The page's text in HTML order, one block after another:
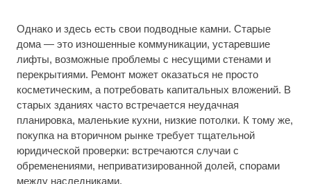
Однако и здесь есть свои подводные камни. Старые
дома — это изношенные коммуникации, устаревшие
лифты, возможные проблемы с несущими стенами и
перекрытиями. Ремонт может оказаться не просто
косметическим, а потребовать капитальных вложений. В
старых зданиях часто встречается неудачная
планировка, маленькие кухни, низкие потолки. К тому же,
покупка на вторичном рынке требует тщательной
юридической проверки: встречаются случаи с
обременениями, неприватизированной долей, спорами
между наследниками.